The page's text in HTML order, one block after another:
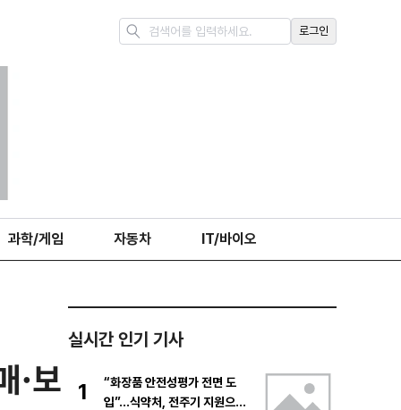
로그인
과학/게임 자동차 IT/바이오
·보
실시간 인기 기사
1
“화장품 안전성평가 전면 도
입”…식약처, 전주기 지원으로